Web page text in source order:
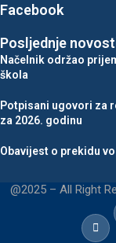
Facebook
Posljednje
Načelnik održao
škola
Potpisani ugovori za
za 2026. godinu
Obavijest o prekidu
@2025 – All Right